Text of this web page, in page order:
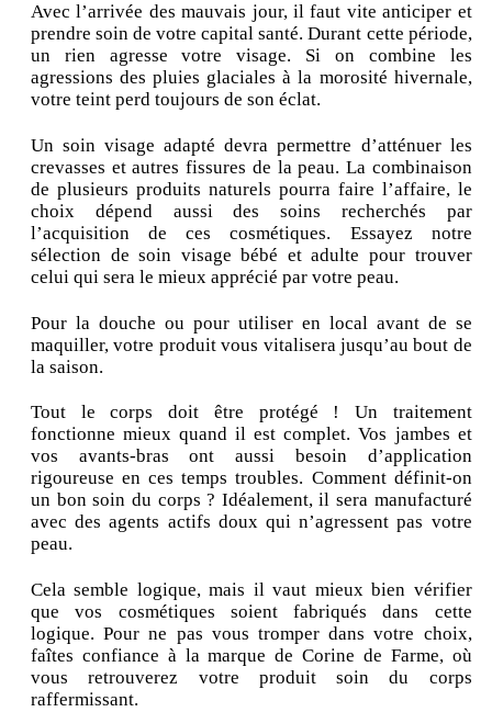
Avec l’arrivée des mauvais jour, il faut vite anticiper et
prendre soin de votre capital santé. Durant cette période,
un rien agresse votre visage. Si on combine les
agressions des pluies glaciales à la morosité hivernale,
votre teint perd toujours de son éclat.
Un soin visage adapté devra permettre d’atténuer les
crevasses et autres fissures de la peau. La combinaison
de plusieurs produits naturels pourra faire l’affaire, le
choix dépend aussi des soins recherchés par
l’acquisition de ces cosmétiques. Essayez notre
sélection de soin visage bébé et adulte pour trouver
celui qui sera le mieux apprécié par votre peau.
Pour la douche ou pour utiliser en local avant de se
maquiller, votre produit vous vitalisera jusqu’au bout de
la saison.
Tout le corps doit être protégé ! Un traitement
fonctionne mieux quand il est complet. Vos jambes et
vos avants-bras ont aussi besoin d’application
rigoureuse en ces temps troubles. Comment définit-on
un bon soin du corps ? Idéalement, il sera manufacturé
avec des agents actifs doux qui n’agressent pas votre
peau.
Cela semble logique, mais il vaut mieux bien vérifier
que vos cosmétiques soient fabriqués dans cette
logique. Pour ne pas vous tromper dans votre choix,
faîtes confiance à la marque de Corine de Farme, où
vous retrouverez votre produit soin du corps
raffermissant.